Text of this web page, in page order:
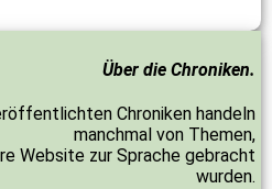
Über die Chroniken.
Chroniken handeln
manchmal von Themen,
Website zur Sprache gebracht
wurden.